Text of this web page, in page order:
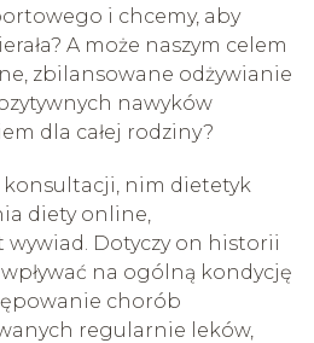
i chcemy, aby
A może naszym celem
zbilansowane odżywianie
nawyków
dla całej rodziny?
nim dietetyk
diety online,
wywiad. Dotyczy on historii
na ogólną kondycję
chorób
regularnie leków,